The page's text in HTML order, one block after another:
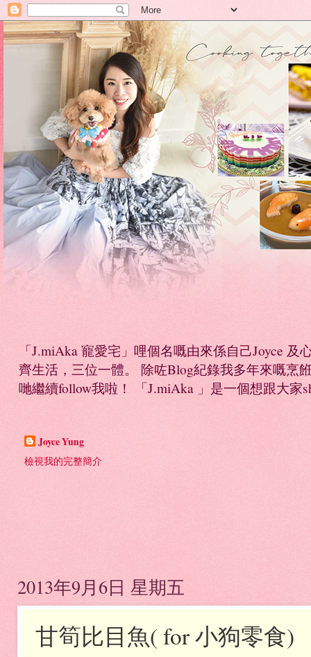
「J.miAka 寵愛宅」哩個名嘅由來係自己Joyce
齊生活，三位一體。 除咗Blog紀錄我多年來嘅烹
哋繼續follow我啦！ 「J.miAka 」是一個想跟大家
Joyce Yung
檢視我的完整簡介
2013年9月6日 星期五
甘筍比目魚( for 小狗零食)